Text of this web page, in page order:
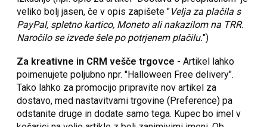
veliko bolj jasen, če v opis zapišete "Velja za plačila s
PayPal, spletno kartico, Moneto ali nakazilom na TRR.
Naročilo se izvede šele po potrjenem plačilu.")
Za kreativne in CRM vešče trgovce - Artikel lahko
poimenujete poljubno npr. "Halloween Free delivery".
Tako lahko za promocijo pripravite nov artikel za
dostavo, med nastavitvami trgovine (Preference) pa
odstanite druge in dodate samo tega. Kupec bo imel v